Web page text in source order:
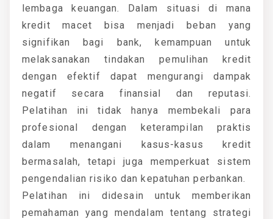
lembaga keuangan. Dalam situasi di mana
kredit macet bisa menjadi beban yang
signifikan bagi bank, kemampuan untuk
melaksanakan tindakan pemulihan kredit
dengan efektif dapat mengurangi dampak
negatif secara finansial dan reputasi.
Pelatihan ini tidak hanya membekali para
profesional dengan keterampilan praktis
dalam menangani kasus-kasus kredit
bermasalah, tetapi juga memperkuat sistem
pengendalian risiko dan kepatuhan perbankan.
Pelatihan ini didesain untuk memberikan
pemahaman yang mendalam tentang strategi